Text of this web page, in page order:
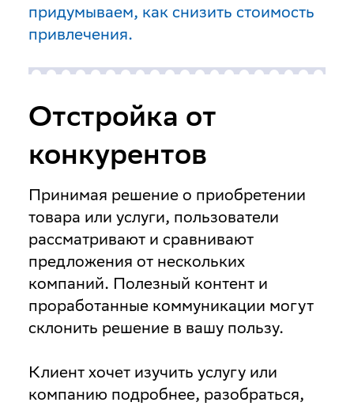
придумываем, как снизить стоимость
привлечения.
Отстройка от
конкурентов
Принимая решение о приобретении
товара или услуги, пользователи
рассматривают и сравнивают
предложения от нескольких
компаний. Полезный контент и
проработанные коммуникации могут
склонить решение в вашу пользу.
Клиент хочет изучить услугу или
компанию подробнее, разобраться,